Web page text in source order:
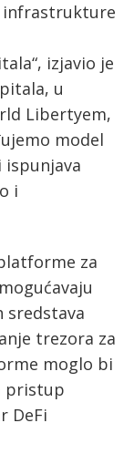
infrastrukture
izjavio je
u
Libertyem,
model
ispunjava
i
za
sredstava
trezora za
moglo bi
pristup
DeFi